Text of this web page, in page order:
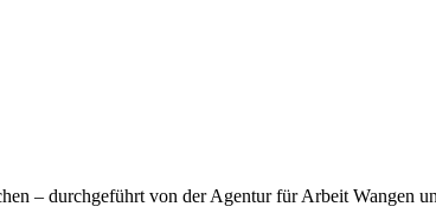
– durchgeführt von der Agentur für Arbeit Wangen